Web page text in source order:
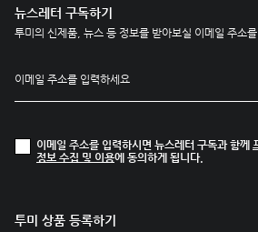
뉴스레터 구독하기
투미의 신제품, 뉴스 등 정보를 받아보실 이메일 주소를
이메일 주소를 입력하시면 뉴스레터 구독과 함께
정보 수집 및 이용에 동의하게 됩니다.
투미 상품 등록하기